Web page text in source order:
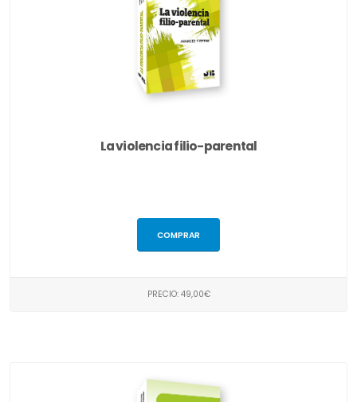
La violencia filio-parental
COMPRAR
PRECIO: 49,00€